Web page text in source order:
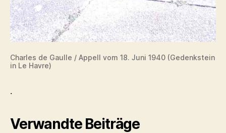
Charles de Gaulle / Appell vom 18. Juni 1940 (Gedenkstein
in Le Havre)
.
Verwandte Beiträge